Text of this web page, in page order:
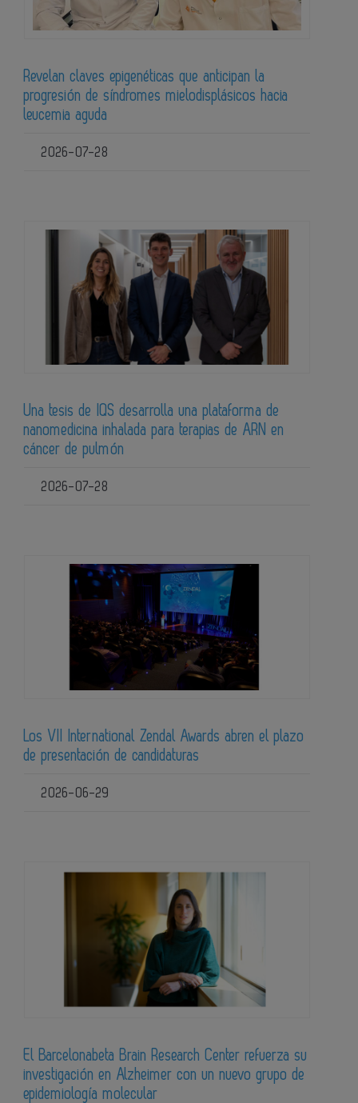
Revelan claves epigenéticas que anticipan la
progresión de síndromes mielodisplásicos hacia
leucemia aguda
2026-07-28
Una tesis de IQS desarrolla una plataforma de
nanomedicina inhalada para terapias de ARN en
cáncer de pulmón
2026-07-28
Los VII International Zendal Awards abren el plazo
de presentación de candidaturas
2026-06-29
El Barcelonabeta Brain Research Center refuerza su
investigación en Alzheimer con un nuevo grupo de
epidemiología molecular